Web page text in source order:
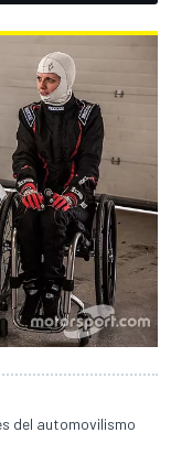
del automovilismo